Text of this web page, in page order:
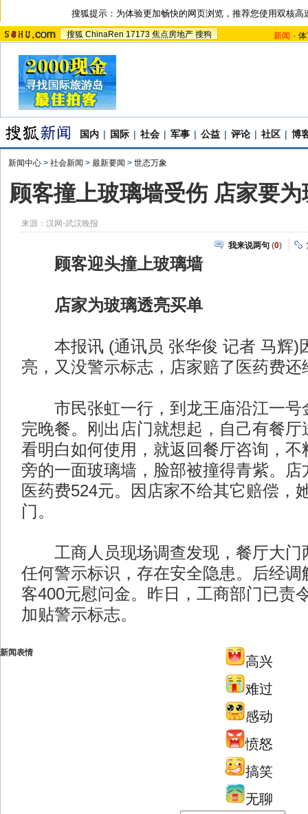
搜狐提示：为体验更加畅快的网页浏览，推荐您使用双核高
搜狐 ChinaRen 17173 焦点房地产 搜狗 新闻 -
国内 | 国际 | 社会 | 军事 | 公益 | 评论 | 社区 | 博
新闻中心 > 社会新闻 > 最新要闻 > 世态万象
顾客撞上玻璃墙受伤 店家要
来源： 汉网-武汉晚报
我来说两句 (0)
顾客迎头撞上玻璃墙
店家为玻璃透亮买单
本报讯 (通讯员 张华俊 记者 马辉)
亮，又没警示标志，店家赔了医药费还
市民张虹一行，到龙王庙沿江一号
完晚餐。刚出店门就想起，自己有餐厅
看明白如何使用，就返回餐厅咨询，不
旁的一面玻璃墙，脸部被撞得青紫。店
医药费524元。因店家不给其它赔偿，
门。
工商人员现场调查发现，餐厅大门
任何警示标识，存在安全隐患。后经调
客400元慰问金。昨日，工商部门已责
加贴警示标志。
新闻表情
高兴
难过
感动
愤怒
搞笑
无聊